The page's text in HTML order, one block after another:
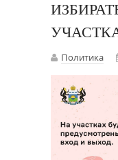
Политика